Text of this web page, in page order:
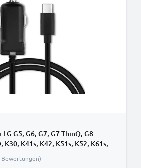
G5, G6, G7, G7 ThinQ, G8
K30, K41s, K42, K51s, K52, K61s,
- 1.1m, 5V, 2.4A Auto Ladegerät
Bewertungen)